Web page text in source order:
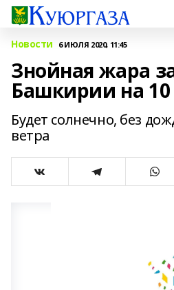
Новости 6 ИЮЛЯ 2020, 11:45
Знойная жара
Башкирии на
Будет солнечно, без
ветра